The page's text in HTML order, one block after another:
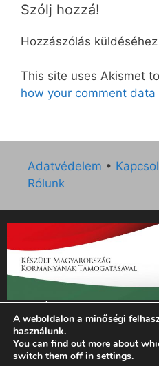
Szólj hozzá!
Hozzászólás küldéséhez
This site uses Akismet
how your comment data
Adatvédelem •
Rólunk
„Az Új Ember katolikus
támogatását az EGYH-
szerződés keretében 3 000
Emberi
A weboldalon a minőségi
használunk.
You can find out more about
switch them off in settings.